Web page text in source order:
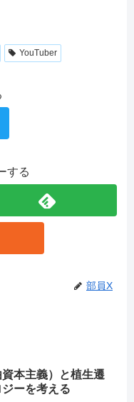
YouTuber
する
部員X
本主義）と植生遷
ーを考える